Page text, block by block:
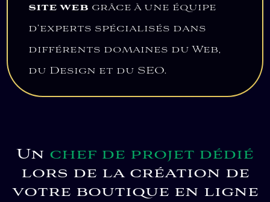
site web grâce à une équipe
d’experts spécialisés dans
différents domaines du Web,
du Design et du SEO.
Un chef de projet dédié
lors de la création de
votre boutique en ligne